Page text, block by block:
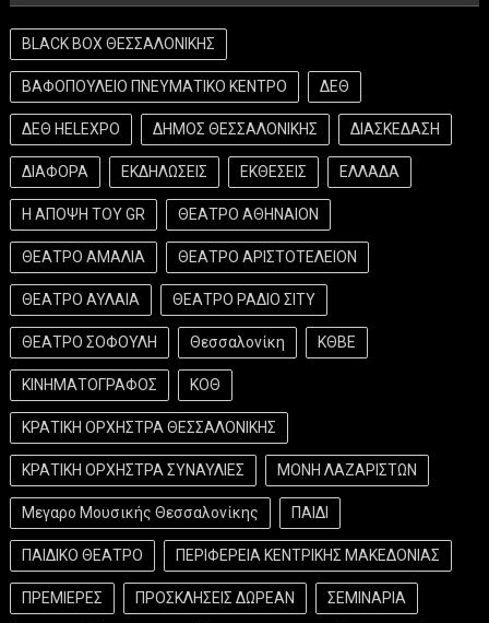
BLACK BOX ΘΕΣΣΑΛΟΝΙΚΗΣ
ΒΑΦΟΠΟΥΛΕΙΟ ΠΝΕΥΜΑΤΙΚΟ ΚΕΝΤΡΟ ΔΕΘ
ΔΕΘ HELEXPO ΔΗΜΟΣ ΘΕΣΣΑΛΟΝΙΚΗΣ ΔΙΑΣΚΕΔΑΣΗ
ΔΙΑΦΟΡΑ ΕΚΔΗΛΩΣΕΙΣ ΕΚΘΕΣΕΙΣ ΕΛΛΑΔΑ
Η ΑΠΟΨΗ ΤΟΥ GR ΘΕΑΤΡΟ ΑΘΗΝΑΙΟΝ
ΘΕΑΤΡΟ ΑΜΑΛΙΑ ΘΕΑΤΡΟ ΑΡΙΣΤΟΤΕΛΕΙΟΝ
ΘΕΑΤΡΟ ΑΥΛΑΙΑ ΘΕΑΤΡΟ ΡΑΔΙΟ ΣΙΤΥ
ΘΕΑΤΡΟ ΣΟΦΟΥΛΗ Θεσσαλονίκη ΚΘΒΕ
ΚΙΝΗΜΑΤΟΓΡΑΦΟΣ ΚΟΘ
ΚΡΑΤΙΚΗ ΟΡΧΗΣΤΡΑ ΘΕΣΣΑΛΟΝΙΚΗΣ
ΚΡΑΤΙΚΗ ΟΡΧΗΣΤΡΑ ΣΥΝΑΥΛΙΕΣ ΜΟΝΗ ΛΑΖΑΡΙΣΤΩΝ
Μεγαρο Μουσικής Θεσσαλονίκης ΠΑΙΔΙ
ΠΑΙΔΙΚΟ ΘΕΑΤΡΟ ΠΕΡΙΦΕΡΕΙΑ ΚΕΝΤΡΙΚΗΣ ΜΑΚΕΔΟΝΙΑΣ
ΠΡΕΜΙΕΡΕΣ ΠΡΟΣΚΛΗΣΕΙΣ ΔΩΡΕΑΝ ΣΕΜΙΝΑΡΙΑ